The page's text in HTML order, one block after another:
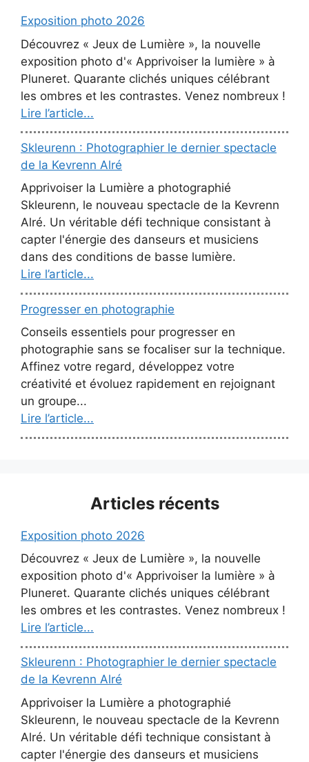
Exposition photo 2026
Découvrez « Jeux de Lumière », la nouvelle
exposition photo d'« Apprivoiser la lumière » à
Pluneret. Quarante clichés uniques célébrant
les ombres et les contrastes. Venez nombreux !
Lire l’article...
Skleurenn : Photographier le dernier spectacle
de la Kevrenn Alré
Apprivoiser la Lumière a photographié
Skleurenn, le nouveau spectacle de la Kevrenn
Alré. Un véritable défi technique consistant à
capter l'énergie des danseurs et musiciens
dans des conditions de basse lumière.
Lire l’article...
Progresser en photographie
Conseils essentiels pour progresser en
photographie sans se focaliser sur la technique.
Affinez votre regard, développez votre
créativité et évoluez rapidement en rejoignant
un groupe...
Lire l’article...
Articles récents
Exposition photo 2026
Découvrez « Jeux de Lumière », la nouvelle
exposition photo d'« Apprivoiser la lumière » à
Pluneret. Quarante clichés uniques célébrant
les ombres et les contrastes. Venez nombreux !
Lire l’article...
Skleurenn : Photographier le dernier spectacle
de la Kevrenn Alré
Apprivoiser la Lumière a photographié
Skleurenn, le nouveau spectacle de la Kevrenn
Alré. Un véritable défi technique consistant à
capter l'énergie des danseurs et musiciens